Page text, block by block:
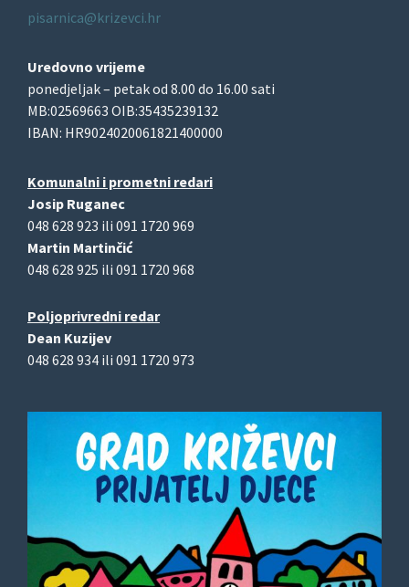
pisarnica@krizevci.hr
Uredovno vrijeme
ponedjeljak – petak od 8.00 do 16.00 sati
MB:02569663 OIB:35435239132
IBAN: HR9024020061821400000
Komunalni i prometni redari
Josip Ruganec
048 628 923 ili 091 1720 969
Martin Martinčić
048 628 925 ili 091 1720 968
Poljoprivredni redar
Dean Kuzijev
048 628 934 ili 091 1720 973